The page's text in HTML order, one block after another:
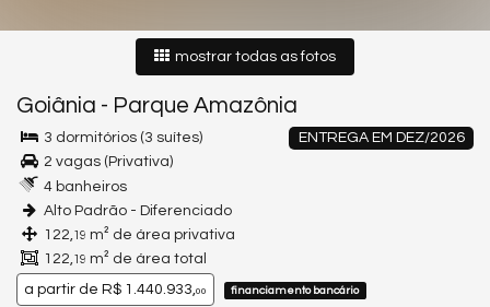
mostrar todas as fotos
Goiânia - Parque Amazônia
ENTREGA EM DEZ/2026
3 dormitórios (3 suítes)
2 vagas (Privativa)
4 banheiros
Alto Padrão - Diferenciado
122,19 m² de área privativa
122,19 m² de área total
a partir de R$ 1.440.933,00 financiamento bancário